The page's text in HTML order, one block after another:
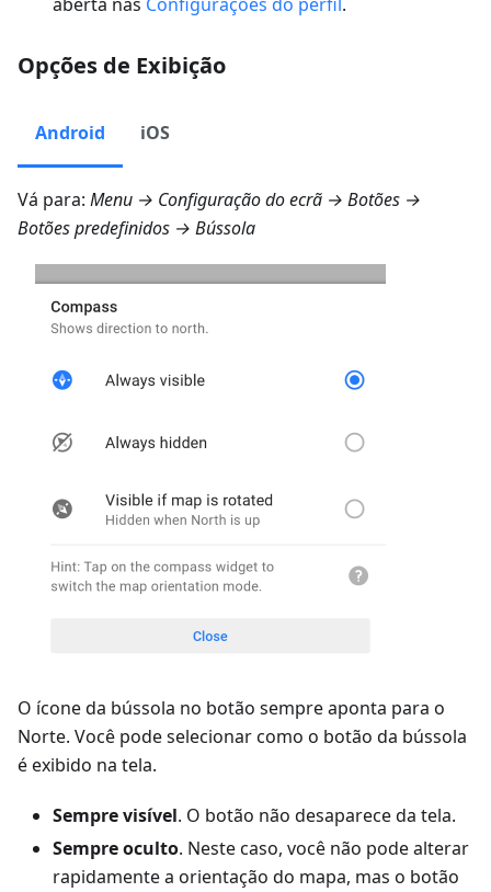
Opções de Exibição
Android iOS
Vá para: Menu → Configuração do ecrã → Botões →
Botões predefinidos → Bússola
O ícone da bússola no botão sempre aponta para o
Norte. Você pode selecionar como o botão da bússola
é exibido na tela.
Sempre visível. O botão não desaparece da tela.
Sempre oculto. Neste caso, você não pode alterar
rapidamente a orientação do mapa, mas o botão